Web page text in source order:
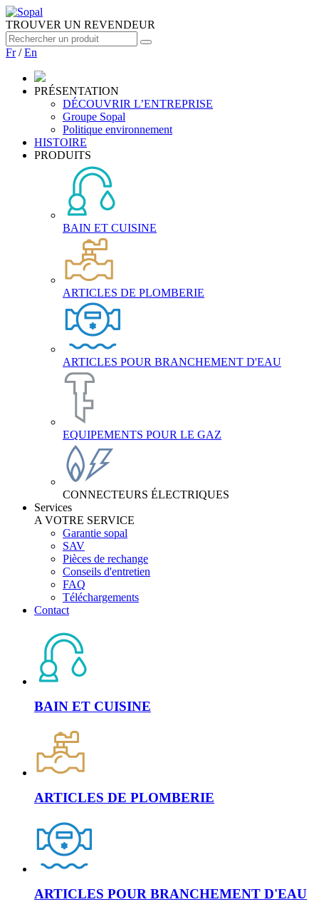
TROUVER UN REVENDEUR
Fr/En
PRÉSENTATION
DÉCOUVRIR L’ENTREPRISE
Groupe Sopal
Politique environnement
HISTOIRE
PRODUITS
BAIN ET CUISINE
ARTICLES DE PLOMBERIE
ARTICLES POUR BRANCHEMENT D'EAU
EQUIPEMENTS POUR LE GAZ
CONNECTEURS ÉLECTRIQUES
Services
A VOTRE SERVICE
Garantie sopal
SAV
Pièces de rechange
Conseils d'entretien
FAQ
Téléchargements
Contact
BAIN ET CUISINE
ARTICLES DE PLOMBERIE
ARTICLES POUR BRANCHEMENT D'EAU